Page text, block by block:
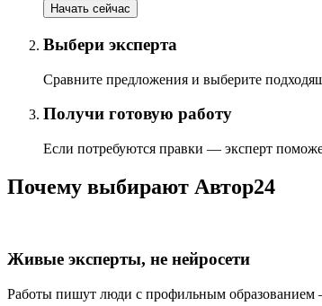
Начать сейчас
Выбери эксперта
Сравните предложения и выберите
Получи готовую работу
Если потребуются правки — эксперт
Почему выбирают Автор24
Живые эксперты, не нейросети
Работы пишут люди с профильным